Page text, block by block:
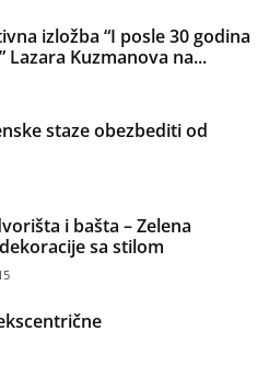
izložba “I posle 30 godina
Lazara Kuzmanova na...
staze obezbediti od
i bašta – Zelena
sa stilom